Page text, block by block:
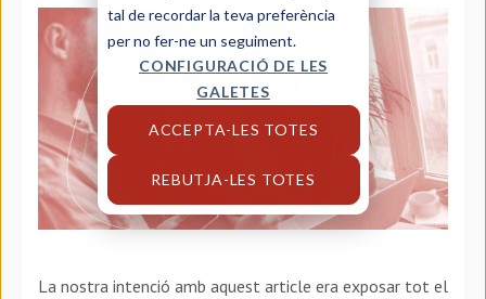
tal de recordar la teva preferència
per no fer-ne un seguiment.
CONFIGURACIÓ DE LES
GALETES
ACCEPTA-LES TOTES
REBUTJA-LES TOTES
La nostra intenció amb aquest article era exposar tot el